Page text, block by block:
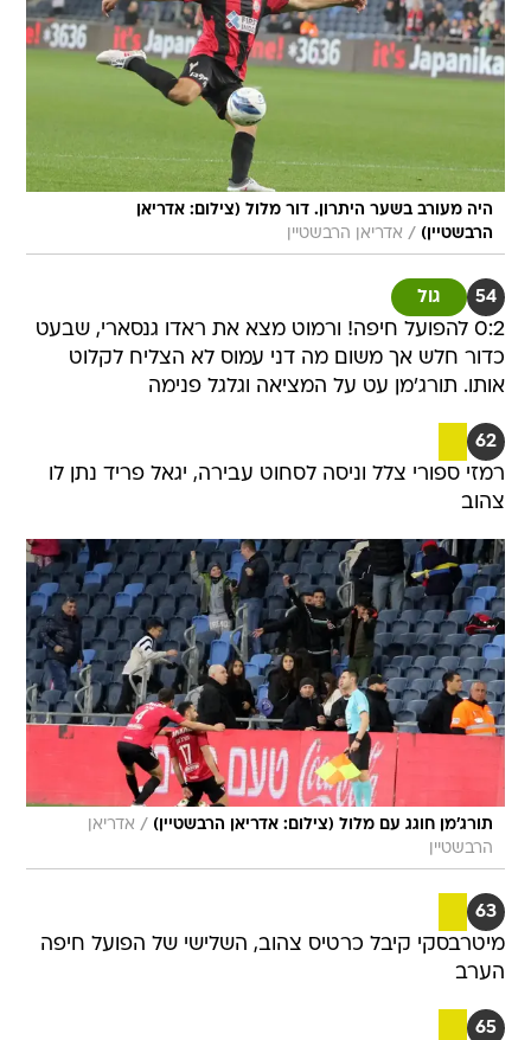
היה מעורב בשער היתרון. דור מלול (צילום: אדריאן
הרבשטיין) / אדריאן הרבשטיין
54 גול
0:2 להפועל חיפה! ורמוט מצא את ראדו גנסארי, שבעט
כדור חלש אך משום מה דני עמוס לא הצליח לקלוט
אותו. תורג'מן עט על המציאה וגלגל פנימה
62
רמזי ספורי צלל וניסה לסחוט עבירה, יגאל פריד נתן לו
צהוב
תורג'מן חוגג עם מלול (צילום: אדריאן הרבשטיין) / אדריאן
הרבשטיין
63
מיטרבסקי קיבל כרטיס צהוב, השלישי של הפועל חיפה
הערב
65